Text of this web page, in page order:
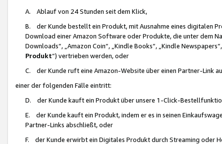
A. Ablauf von 24 Stunden seit dem Klick,
B. der Kunde bestellt ein Produkt, mit Ausnahme eines digitalen
Download einer Amazon Software oder Produkte, die unter dem
Downloads“, „Amazon Coin“, „Kindle Books“, „Kindle
Produkt“) vertrieben werden, oder
C. der Kunde ruft eine Amazon-Website über einen Partner-Link
einer der folgenden Fälle eintritt:
D. der Kunde kauft ein Produkt über unsere 1-Click-
E. der Kunde kauft ein Produkt, indem er es in seinen
Partner-Links abschließt, oder
F. der Kunde erwirbt ein Digitales Produkt durch Streaming oder